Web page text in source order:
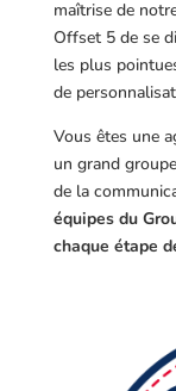
maîtrise de
Offset 5 de se
les plus
de
Vous êtes une
un grand
de la
équipes du
chaque étape